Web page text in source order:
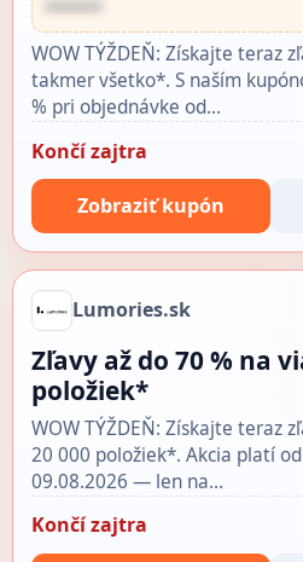
••••••
WOW TÝŽDEŇ: Získajte teraz
takmer všetko*. S naším
% pri objednávke od…
Končí zajtra
Zobraziť kupón
Lumories.sk
Zľavy až do 70 % na
položiek*
WOW TÝŽDEŇ: Získajte teraz
20 000 položiek*. Akcia platí
09.08.2026 — len na…
Končí zajtra